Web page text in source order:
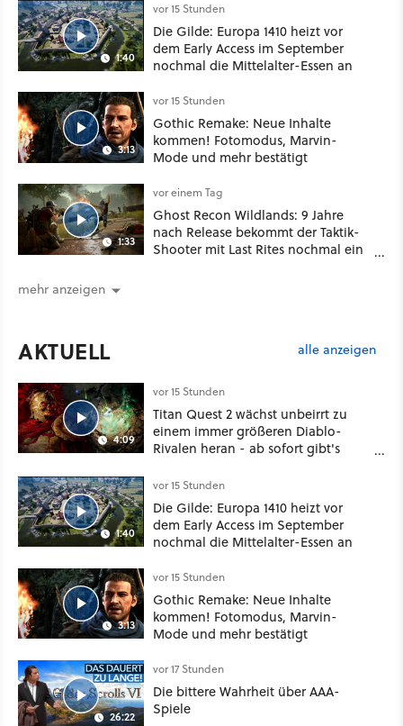
1:40
vor 15 Stunden
Die Gilde: Europa 1410 heizt vor
dem Early Access im September
nochmal die Mittelalter-Essen an
3:13
vor 15 Stunden
Gothic Remake: Neue Inhalte
kommen! Fotomodus, Marvin-
Mode und mehr bestätigt
1:33
vor einem Tag
Ghost Recon Wildlands: 9 Jahre
nach Release bekommt der Taktik-
Shooter mit Last Rites nochmal ein
mehr anzeigen
AKTUELL alle anzeigen
4:09
vor 15 Stunden
Titan Quest 2 wächst unbeirrt zu
einem immer größeren Diablo-
Rivalen heran - ab sofort gibt's
Klasse
1:40
vor 15 Stunden
Die Gilde: Europa 1410 heizt vor
dem Early Access im September
nochmal die Mittelalter-Essen an
3:13
vor 15 Stunden
Gothic Remake: Neue Inhalte
kommen! Fotomodus, Marvin-
Mode und mehr bestätigt
26:22
vor 17 Stunden
Die bittere Wahrheit über AAA-
Spiele